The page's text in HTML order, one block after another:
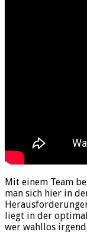
Mit einem Team
man sich hier in
liegt in der
wer wahllos